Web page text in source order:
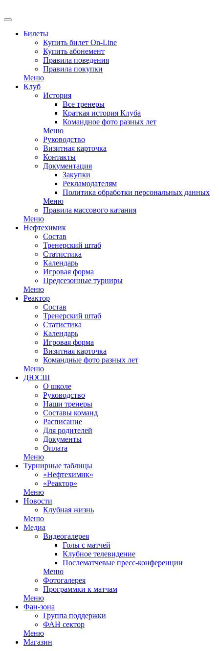
Билеты
Купить билет On-Line
Купить абонемент
Правила поведения
Правила покупки
Меню
Клуб
История
Все тренеры
Краткая история Клуба
Командное фото разных лет
Меню
Руководство
Визитная карточка
Контакты
Документация
Закупки
Рекламодателям
Политика обработки персональных данных
Меню
Правила массового катания
Меню
Нефтехимик
Состав
Тренерский штаб
Статистика
Календарь
Игровая форма
Предсезонные турниры
Меню
Реактор
Состав
Тренерский штаб
Статистика
Календарь
Игровая форма
Визитная карточка
Командные фото разных лет
Меню
ДЮСШ
О школе
Руководство
Наши тренеры
Составы команд
Расписание
Для родителей
Документы
Оплата
Меню
Турнирные таблицы
«Нефтехимик»
«Реактор»
Меню
Новости
Клубная жизнь
Меню
Медиа
Видеогалерея
Голы с матчей
Клубное телевидение
Послематчевые пресс-конференции
Меню
Фотогалерея
Программки к матчам
Меню
Фан-зона
Группа поддержки
ФАН сектор
Меню
Магазин